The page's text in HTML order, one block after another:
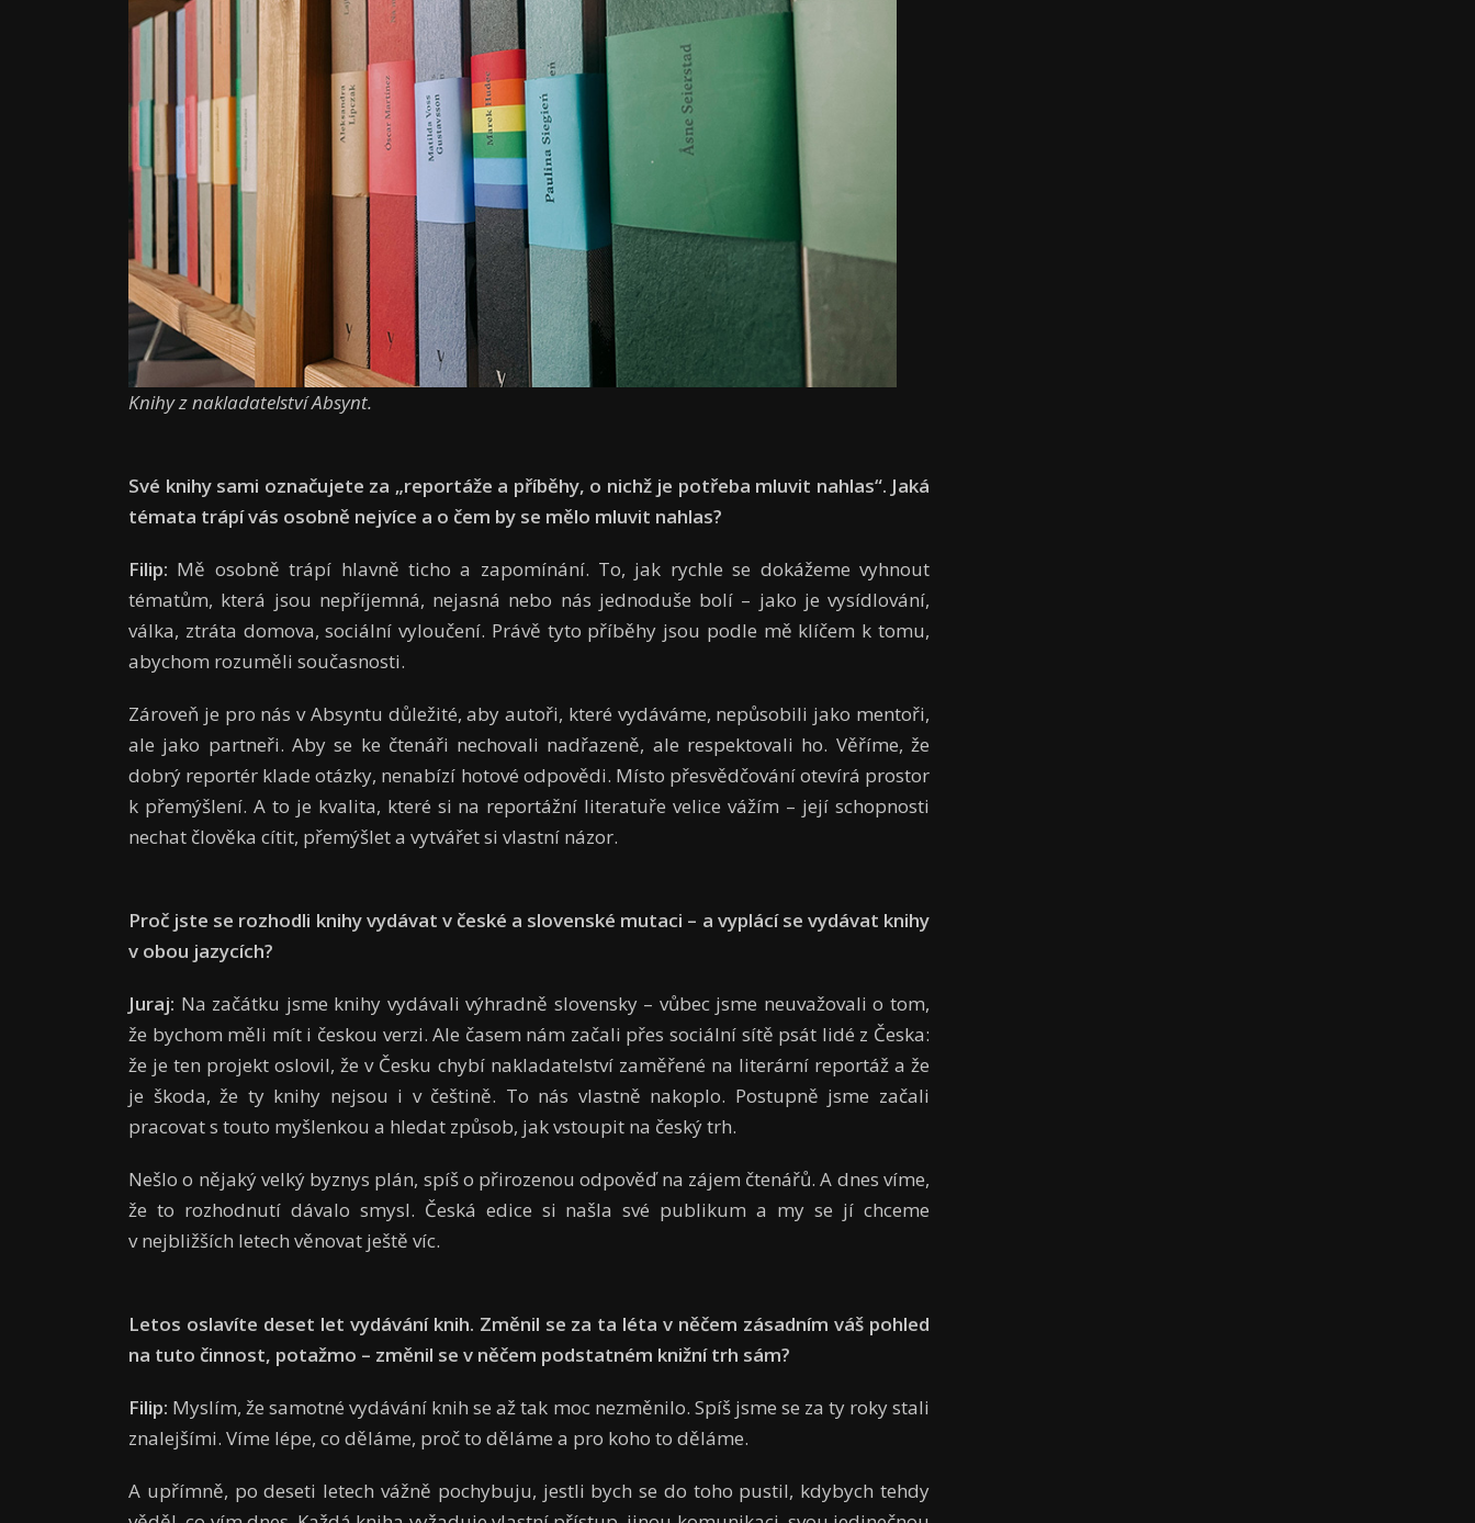
Knihy z nakladatelství Absynt.
Své knihy sami označujete za „reportáže a příběhy, o nichž je potřeba mluvit nahlas“. Jaká
témata trápí vás osobně nejvíce a o čem by se mělo mluvit nahlas?
Filip: Mě osobně trápí hlavně ticho a zapomínání. To, jak rychle se dokážeme vyhnout
tématům, která jsou nepříjemná, nejasná nebo nás jednoduše bolí – jako je vysídlování,
válka, ztráta domova, sociální vyloučení. Právě tyto příběhy jsou podle mě klíčem k tomu,
abychom rozuměli současnosti.
Zároveň je pro nás v Absyntu důležité, aby autoři, které vydáváme, nepůsobili jako mentoři,
ale jako partneři. Aby se ke čtenáři nechovali nadřazeně, ale respektovali ho. Věříme, že
dobrý reportér klade otázky, nenabízí hotové odpovědi. Místo přesvědčování otevírá prostor
k přemýšlení. A to je kvalita, které si na reportážní literatuře velice vážím – její schopnosti
nechat člověka cítit, přemýšlet a vytvářet si vlastní názor.
Proč jste se rozhodli knihy vydávat v české a slovenské mutaci – a vyplácí se vydávat knihy
v obou jazycích?
Juraj: Na začátku jsme knihy vydávali výhradně slovensky – vůbec jsme neuvažovali o tom,
že bychom měli mít i českou verzi. Ale časem nám začali přes sociální sítě psát lidé z Česka:
že je ten projekt oslovil, že v Česku chybí nakladatelství zaměřené na literární reportáž a že
je škoda, že ty knihy nejsou i v češtině. To nás vlastně nakoplo. Postupně jsme začali
pracovat s touto myšlenkou a hledat způsob, jak vstoupit na český trh.
Nešlo o nějaký velký byznys plán, spíš o přirozenou odpověď na zájem čtenářů. A dnes víme,
že to rozhodnutí dávalo smysl. Česká edice si našla své publikum a my se jí chceme
v nejbližších letech věnovat ještě víc.
Letos oslavíte deset let vydávání knih. Změnil se za ta léta v něčem zásadním váš pohled
na tuto činnost, potažmo – změnil se v něčem podstatném knižní trh sám?
Filip: Myslím, že samotné vydávání knih se až tak moc nezměnilo. Spíš jsme se za ty roky stali
znalejšími. Víme lépe, co děláme, proč to děláme a pro koho to děláme.
A upřímně, po deseti letech vážně pochybuju, jestli bych se do toho pustil, kdybych tehdy